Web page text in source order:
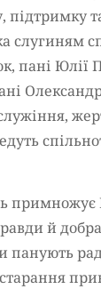
підтримку
слугиням
пані Юлії
примножує
й
панують